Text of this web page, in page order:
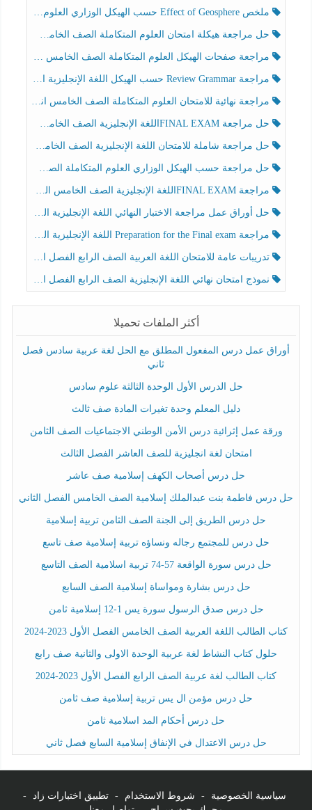
ملخص Effect of Geosphere حسب الهيكل الوزاري العلوم المتكاملة الصف الخامس انسبير الفصل الثالث
حل مراجعة هيكلة امتحان العلوم المتكاملة الصف الخامس عام الفصل الثالث
مراجعة صفحات الهيكل العلوم المتكاملة الصف الخامس انسبير الفصل الثالث
مراجعة Review Grammar حسب الهيكل اللغة الإنجليزية الصف الخامس الفصل الثالث
مراجعة نهائية للامتحان العلوم المتكاملة الصف الخامس انسبير الفصل الثالث
حل مراجعة FINAL EXAMاللغة الإنجليزية الصف الخامس الفصل الثالث
حل مراجعة شاملة للامتحان اللغة الإنجليزية الصف الخامس الفصل الثالث
حل مراجعة حسب الهيكل الوزاري العلوم المتكاملة الصف الخامس عام الفصل الثالث
مراجعة FINAL EXAMاللغة الإنجليزية الصف الخامس الفصل الثالث
حل أوراق عمل مراجعة الاختبار النهائي اللغة الإنجليزية الصف الرابع الفصل الثالث
مراجعة Preparation for the Final exam اللغة الإنجليزية الصف الرابع الفصل الثالث
تدريبات عامة للامتحان اللغة العربية الصف الرابع الفصل الثالث
نموذج امتحان نهائي اللغة الإنجليزية الصف الرابع الفصل الثالث
أكثر الملفات تحميلا
أوراق عمل درس المفعول المطلق مع الحل لغة عربية سادس فصل
ثاني
حل الدرس الأول الوحدة الثالثة علوم سادس
دليل المعلم وحدة تغيرات المادة صف ثالث
ورقة عمل إثرائية درس الأمن الوطني الاجتماعيات الصف الثامن
امتحان لغة انجليزية للصف العاشر الفصل الثالث
حل درس أصحاب الكهف إسلامية صف عاشر
حل درس فاطمة بنت عبدالملك إسلامية الصف الخامس الفصل الثاني
حل درس الطريق إلى الجنة الصف الثامن تربية إسلامية
حل درس للمجتمع رجاله ونساؤه تربية إسلامية صف تاسع
حل درس سورة الواقعة 57-74 تربية اسلامية الصف التاسع
حل درس بشارة ومواساة إسلامية الصف السابع
حل درس صدق الرسول سورة يس 1-12 إسلامية ثامن
كتاب الطالب اللغة العربية الصف الخامس الفصل الأول 2023-2024
حلول كتاب النشاط لغة عربية الوحدة الاولى والثانية صف رابع
كتاب الطالب لغة عربية الصف الرابع الفصل الأول 2023-2024
حل درس مؤمن ال يس تربية إسلامية صف ثامن
حل درس أحكام المد اسلامية ثامن
حل درس الاعتدال في الإنفاق إسلامية السابع فصل ثاني
سياسية الخصوصية - شروط الاستخدام - تطبيق اختبارات زاد
-